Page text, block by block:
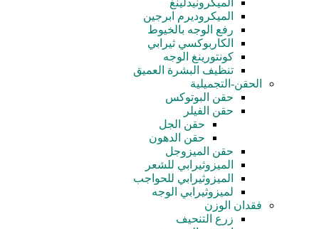
الميكرونيدلينغ
الميكروديرم ابرجين
رفع الوجه بالخيوط
الكاربوكسي ثيرابي
كونتورينغ الوجه
تنظيف البشرة العميق
الحقن-التجميلية
حقن البوتوكس
حقن الفيلر
حقن الجل
حقن الدهون
حقن الميزوجل
الميزوثيرابي للشعر
الميزوثيرابي للحواجب
لميزوثيرابي الوجه
فقدان الوزن
زرع التنحيف